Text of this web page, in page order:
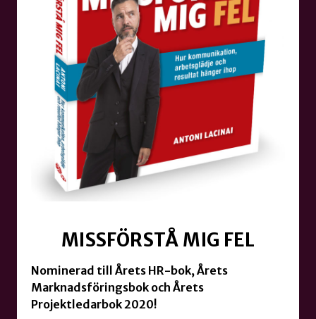
MISSFÖRSTÅ MIG FEL
Nominerad till Årets HR-bok, Årets
Marknadsföringsbok och Årets
Projektledarbok 2020!